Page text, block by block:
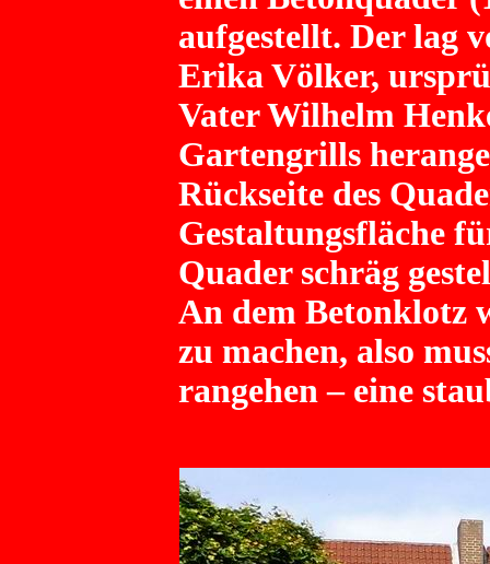
aufgestellt. Der lag
Erika Völker,
Vater Wilhelm
Gartengrills
Rückseite des
Gestaltungsfläche
Quader schräg
An dem Betonklotz
zu machen, also
rangehen – eine